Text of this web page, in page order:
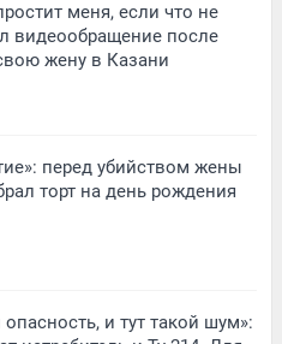
меня, если что не
видеообращение после
жену в Казани
перед убийством жены
торт на день рождения
и тут такой шум»: